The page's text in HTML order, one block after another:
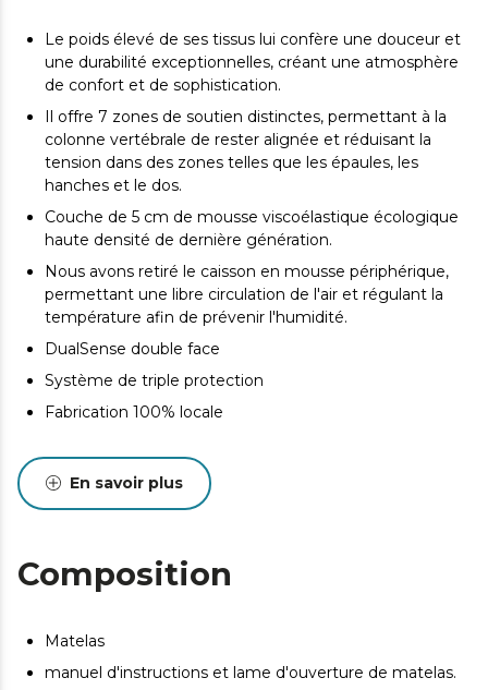
Le poids élevé de ses tissus lui confère une douceur et
une durabilité exceptionnelles, créant une atmosphère
de confort et de sophistication.
Il offre 7 zones de soutien distinctes, permettant à la
colonne vertébrale de rester alignée et réduisant la
tension dans des zones telles que les épaules, les
hanches et le dos.
Couche de 5 cm de mousse viscoélastique écologique
haute densité de dernière génération.
Nous avons retiré le caisson en mousse périphérique,
permettant une libre circulation de l'air et régulant la
température afin de prévenir l'humidité.
DualSense double face
Système de triple protection
Fabrication 100% locale
En savoir plus
Composition
Matelas
manuel d'instructions et lame d'ouverture de matelas.